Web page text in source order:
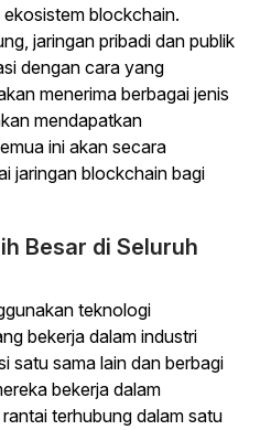
blockchain.
jaringan pribadi dan publik
dengan cara yang
menerima berbagai jenis
mendapatkan
ini akan secara
jaringan blockchain bagi
Besar di Seluruh
teknologi
bekerja dalam industri
satu sama lain dan berbagi
bekerja dalam
terhubung dalam satu